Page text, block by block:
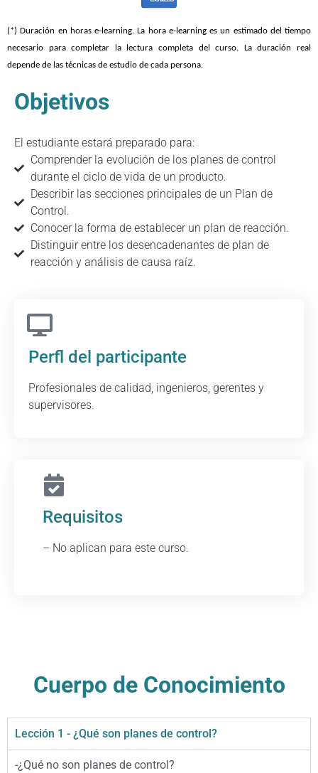
(*) Duración en horas e-learning. La hora e-learning es un estimado del tiempo
necesario para completar la lectura completa del curso. La duración real
depende de las técnicas de estudio de cada persona.
Objetivos
El estudiante estará preparado para:
Comprender la evolución de los planes de control
durante el ciclo de vida de un producto.
Describir las secciones principales de un Plan de
Control.
Conocer la forma de establecer un plan de reacción.
Distinguir entre los desencadenantes de plan de
reacción y análisis de causa raíz.
Perfl del participante
Profesionales de calidad, ingenieros, gerentes y
supervisores.
Requisitos
– No aplican para este curso.
Cuerpo de Conocimiento
Lección 1 - ¿Qué son planes de control?
-¿Qué no son planes de control?